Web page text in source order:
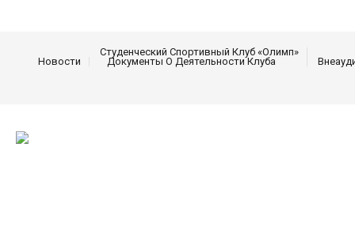
Новости
Студенческий Спортивный Клуб «Олимп»
Документы О Деятельности Клуба